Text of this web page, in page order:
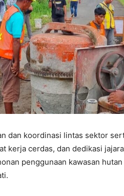
dan koordinasi lintas sektor
kerja cerdas, dan dedikasi
penggunaan kawasan